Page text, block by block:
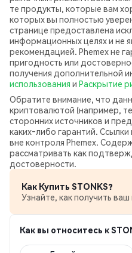
те продукты, которые вам
которых вы полностью
странице предоставлена
информационных целях и не
рекомендацией. Phemex не
пригодность или
получения дополнительной
использования и Раскрытие
Обратите внимание, что
криптовалютой (например,
сторонних источников и
каких‑либо гарантий.
вне контроля Phemex.
рассматривать как
достоверности.
Как Купить STONKS?
Узнайте, как получить
Как вы относитесь к